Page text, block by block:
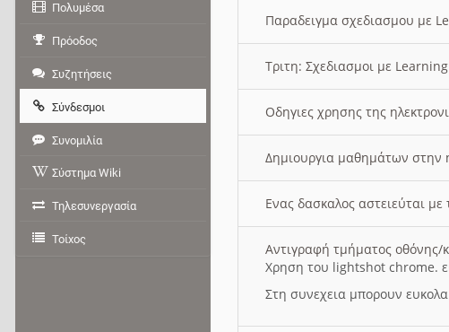
Παραδειγμα σχεδιασμου με
Τριτη: Σχεδιασμοι με
Οδηγιες χρησης της
Δημιουργια μαθημάτων στην
Ενας δασκαλος αστειεύται
Αντιγραφή τμήματος
Χρηση του lightshot chrome.
Στη συνεχεια μπορουν
Πολυμέσα
Πρόοδος
Συζητήσεις
Σύνδεσμοι
Συνομιλία
Σύστημα Wiki
Τηλεσυνεργασία
Τοίχος